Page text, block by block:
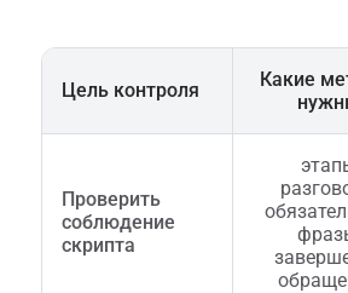
Цель контроля
Какие
Проверить
соблюдение
скрипта